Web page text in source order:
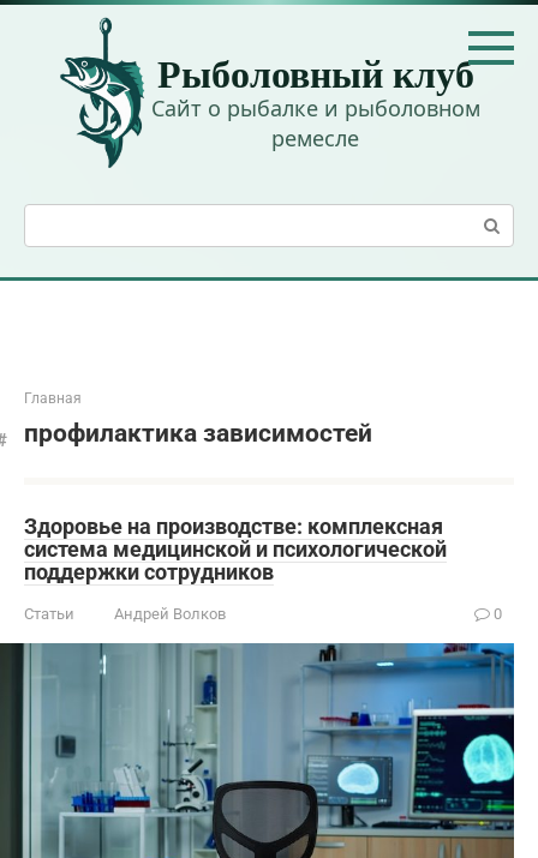
Перейти
контенту
Рыболовный клуб
Сайт о рыбалке и рыболовном
ремесле
Главная
профилактика зависимостей
Здоровье на производстве: комплексная
система медицинской и психологической
поддержки сотрудников
Статьи Андрей Волков 0